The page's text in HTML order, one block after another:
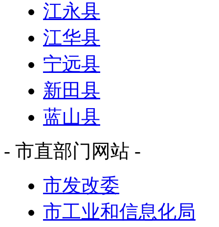
江永县
江华县
宁远县
新田县
蓝山县
- 市直部门网站 -
市发改委
市工业和信息化局